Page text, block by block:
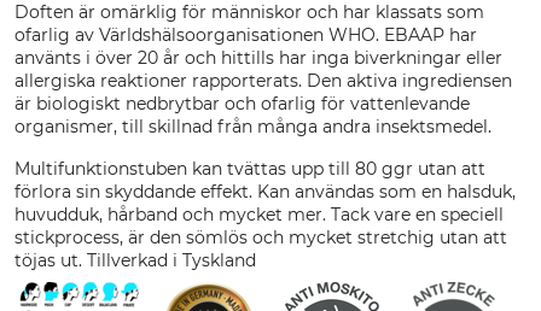
Doften är omärklig för människor och har klassats som
ofarlig av Världshälsoorganisationen WHO. EBAAP har
använts i över 20 år och hittills har inga biverkningar eller
allergiska reaktioner rapporterats. Den aktiva ingrediensen
är biologiskt nedbrytbar och ofarlig för vattenlevande
organismer, till skillnad från många andra insektsmedel.
Multifunktionstuben kan tvättas upp till 80 ggr utan att
förlora sin skyddande effekt. Kan användas som en halsduk,
huvudduk, hårband och mycket mer. Tack vare en speciell
stickprocess, är den sömlös och mycket stretchig utan att
töjas ut. Tillverkad i Tyskland